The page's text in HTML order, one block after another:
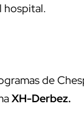
hospital.
de
XH-Derbez.